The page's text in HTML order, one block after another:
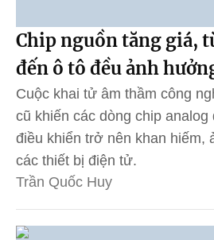
Chip nguồn tăng giá,
đến ô tô đều ảnh
Cuộc khai tử âm thầm công
cũ khiến các dòng chip analog
điều khiển trở nên khan hiếm,
các thiết bị điện tử.
Trần Quốc Huy